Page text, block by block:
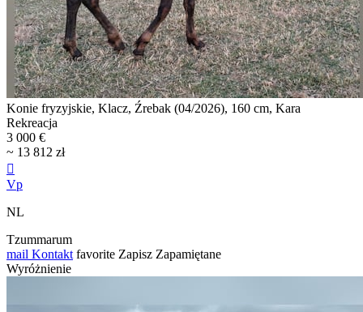
Konie fryzyjskie, Klacz, Źrebak (04/2026), 160 cm, Kara
Rekreacja
3 000 €
~ 13 812 zł

Vp
NL
Tzummarum
mail Kontakt favorite Zapisz Zapamiętane
Wyróżnienie